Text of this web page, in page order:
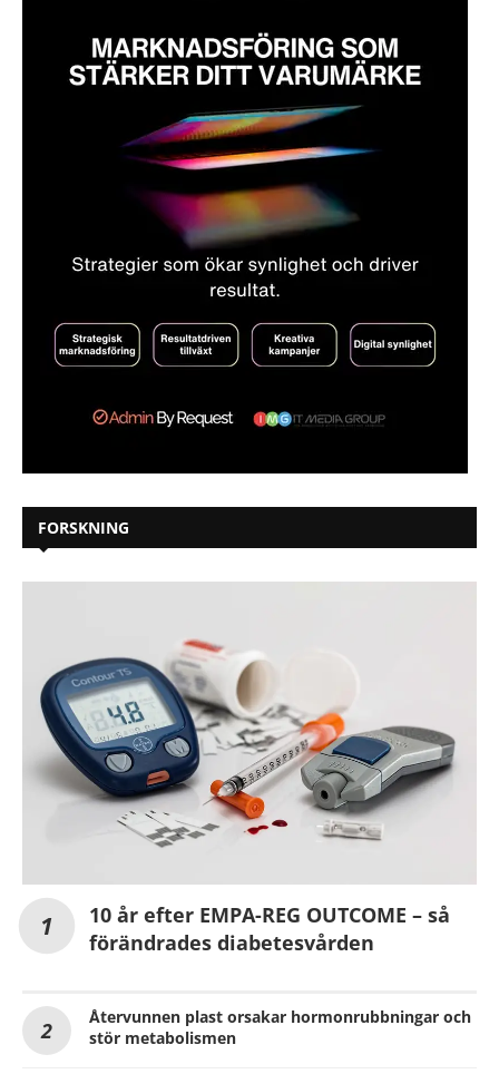
FORSKNING
10 år efter EMPA-REG OUTCOME – så
förändrades diabetesvården
Återvunnen plast orsakar hormonrubbningar och
stör metabolismen